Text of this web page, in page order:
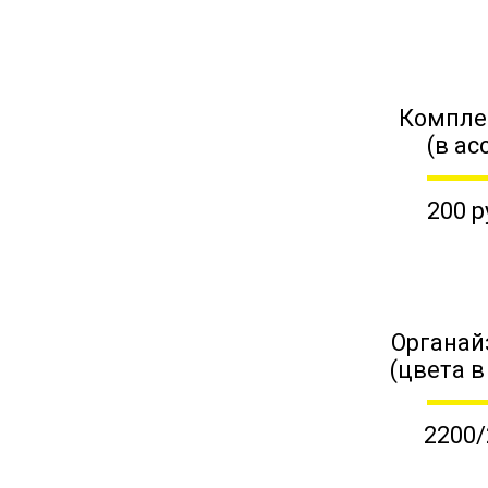
(в
200
(цвета